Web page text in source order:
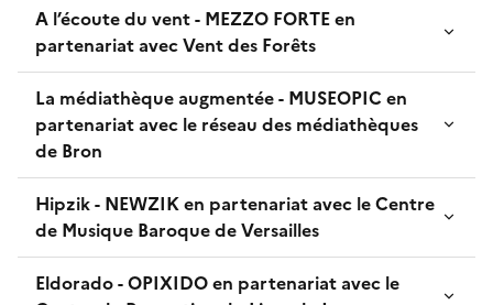
A l’écoute du vent - MEZZO FORTE en
partenariat avec Vent des Forêts
La médiathèque augmentée - MUSEOPIC en
partenariat avec le réseau des médiathèques
de Bron
Hipzik - NEWZIK en partenariat avec le Centre
de Musique Baroque de Versailles
Eldorado - OPIXIDO en partenariat avec le